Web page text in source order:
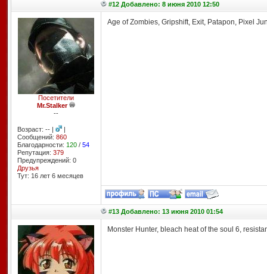
#12 Добавлено: 8 июня 2010 12:50
Посетители
Mr.Stalker
--
Возраст: -- |
|
Сообщений: 860
Благодарности: 120/ 54
Репутация: 379
Предупреждений: 0
Друзья
Тут: 16 лет 6 месяцев
Age of Zombies, Gripshift, Exit, Patapon, Pixel
#13 Добавлено: 13 июня 2010 01:54
Monster Hunter, bleach heat of the soul 6,